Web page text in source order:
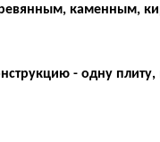
- одну